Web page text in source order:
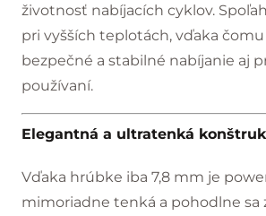
životnosť nabíjacích cyklov.
pri vyšších teplotách, vďaka
bezpečné a stabilné nabíjanie aj
používaní.
Elegantná a ultratenká
Vďaka hrúbke iba 7,8 mm je
mimoriadne tenká a pohodlne sa